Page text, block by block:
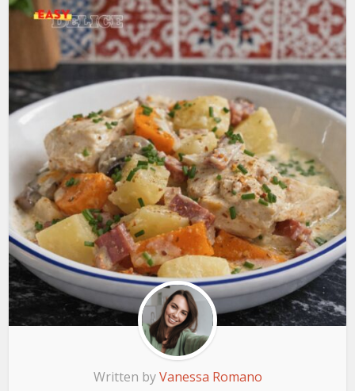
Written byVanessa Romano